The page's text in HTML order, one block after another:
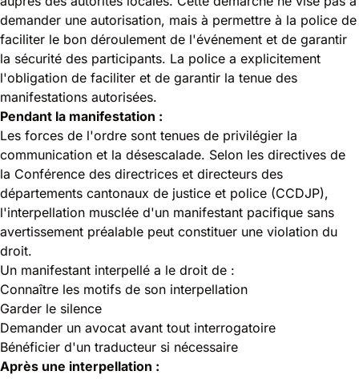
demander une autorisation, mais à permettre à la police de
faciliter le bon déroulement de l'événement et de garantir
la sécurité des participants. La police a explicitement
l'obligation de faciliter et de garantir la tenue des
manifestations autorisées.
Pendant la manifestation :
Les forces de l'ordre sont tenues de privilégier la
communication et la désescalade. Selon les directives de
la Conférence des directrices et directeurs des
départements cantonaux de justice et police (CCDJP),
l'interpellation musclée d'un manifestant pacifique sans
avertissement préalable peut constituer une violation du
droit.
Un manifestant interpellé a le droit de :
Connaître les motifs de son interpellation
Garder le silence
Demander un avocat avant tout interrogatoire
Bénéficier d'un traducteur si nécessaire
Après une interpellation :